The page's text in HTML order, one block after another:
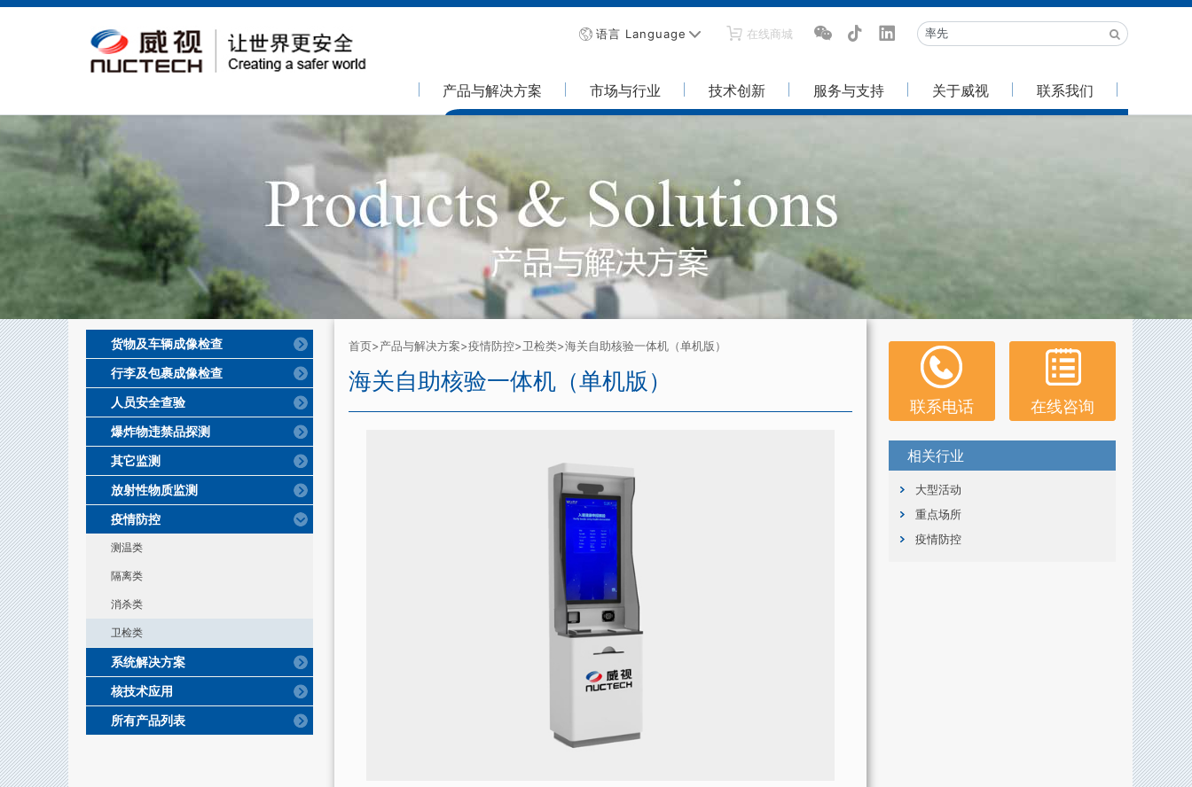
语言 Language 在线商城
产品与解决方案 市场与行业 技术创新 服务与支持 关于威视 联系我们
货物及车辆成像检查
行李及包裹成像检查
人员安全查验
爆炸物违禁品探测
其它监测
放射性物质监测
疫情防控
测温类
隔离类
消杀类
卫检类
系统解决方案
核技术应用
所有产品列表
首页>产品与解决方案>疫情防控>卫检类>海关自助核验一体机（单机版）
海关自助核验一体机（单机版）
联系电话 在线咨询
相关行业
大型活动
重点场所
疫情防控